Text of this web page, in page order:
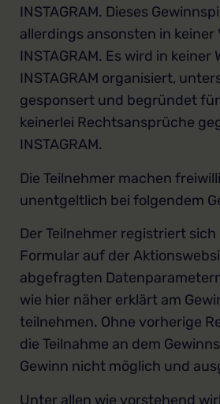
INSTAGRAM. Dieses
allerdings ansonsten in keiner
INSTAGRAM. Es wird in keiner
INSTAGRAM organisiert,
gesponsert und begründet
keinerlei Rechtsansprüche
INSTAGRAM.
Die Teilnehmer machen
unentgeltlich bei folgendem
Der Teilnehmer registriert
Formular auf der
abgefragten
wie hier näher erklärt am
teilnehmen. Ohne vorherige
die Teilnahme an dem
Gewinn nicht möglich und
Unter allen wie vorstehend